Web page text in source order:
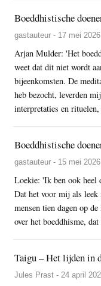
Boeddhistische
gastauteur - 17 mei 2026
Arjan Mulder: 'Het
weet dat dit niet wordt
bijeenkomsten. De
heb bezocht, leverden
interpretaties en
Boeddhistische
gastauteur - 15 mei 2026
Loekie: 'Ik ben ook heel
Dat het voor mij als
mensen tien dagen op
over het boeddhisme,
Taigu – Het lijden in
Jules Prast - 24 april